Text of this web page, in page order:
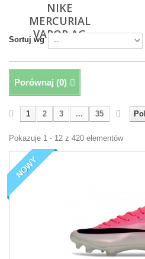
NIKE
MERCURIAL
VAPOR AG
Sortuj wg
Porównaj (0)
1 2 3 ... 35
Pokazuje 1 - 12 z 420 elementów
NOWY